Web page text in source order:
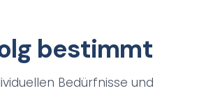
bestimmt
Bedürfnisse und